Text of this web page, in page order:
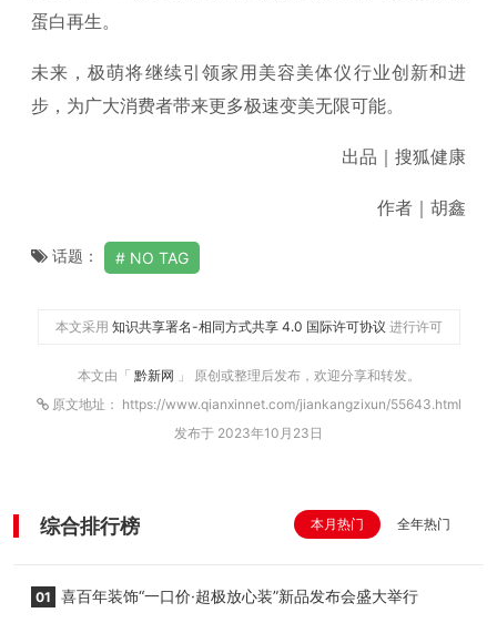
蛋白再生。
未来，极萌将继续引领家用美容美体仪行业创新和进
步，为广大消费者带来更多极速变美无限可能。
出品｜搜狐健康
作者｜胡鑫
话题： NO TAG
本文采用 知识共享署名-相同方式共享 4.0 国际许可协议 进行许可
本文由「 黔新网 」 原创或整理后发布，欢迎分享和转发。
原文地址： https://www.qianxinnet.com/jiankangzixun/55643.html
发布于 2023年10月23日
综合排行榜 本月热门 全年热门
01 喜百年装饰“一口价·超极放心装”新品发布会盛大举行